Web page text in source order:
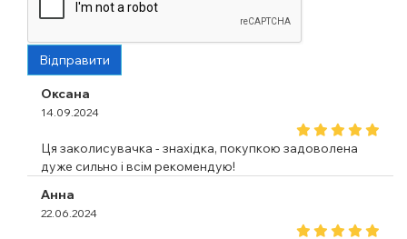
Відправити
Оксана
14.09.2024
Ця заколисувачка - знахідка, покупкою задоволена
дуже сильно і всім рекомендую!
Анна
22.06.2024